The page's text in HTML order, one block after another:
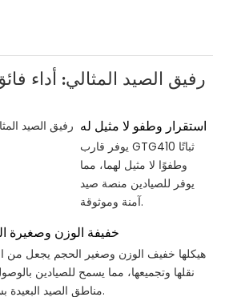
رفيق الصيد المثالي: أداء
استقرار وطفو لا مثيل له
يوفر قارب GTG410 ثباتًا
وطفوًا لا مثيل لهما، مما
يوفر للصيادين منصة صيد
آمنة وموثوقة.
خفيفة الوزن وصغيرة
هيكلها خفيف الوزن وصغير الحجم يجعل من
نقلها وتجميعها، مما يسمح للصيادين
مناطق الصيد البعيدة بسهولة.